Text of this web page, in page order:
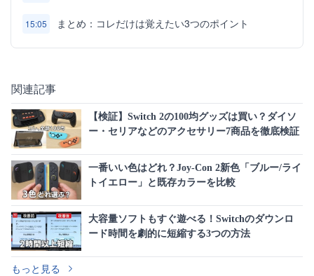
15:05 まとめ：コレだけは覚えたい3つのポイント
関連記事
【検証】Switch 2の100均グッズは買い？ダイソ
ー・セリアなどのアクセサリー7商品を徹底検証
一番いい色はどれ？Joy-Con 2新色「ブルー/ライ
トイエロー」と既存カラーを比較
大容量ソフトもすぐ遊べる！Switchのダウンロ
ード時間を劇的に短縮する3つの方法
もっと見る